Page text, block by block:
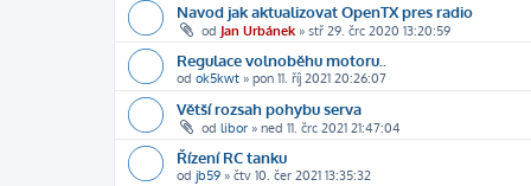
Navod jak aktualizovat OpenTX pres radio
od Jan Urbánek » stř 29. črc 2020 13:20:59
Regulace volnoběhu motoru..
od ok5kwt » pon 11. říj 2021 20:26:07
Větší rozsah pohybu serva
od libor » ned 11. črc 2021 21:47:04
Řízení RC tanku
od jb59 » čtv 10. čer 2021 13:35:32